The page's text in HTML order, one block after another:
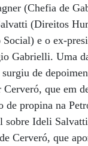
(Chefia de
(Direitos
e o ex-
Gabrielli. Uma
de
Cerveró, que em
de propina na
Ideli
Cerveró, que